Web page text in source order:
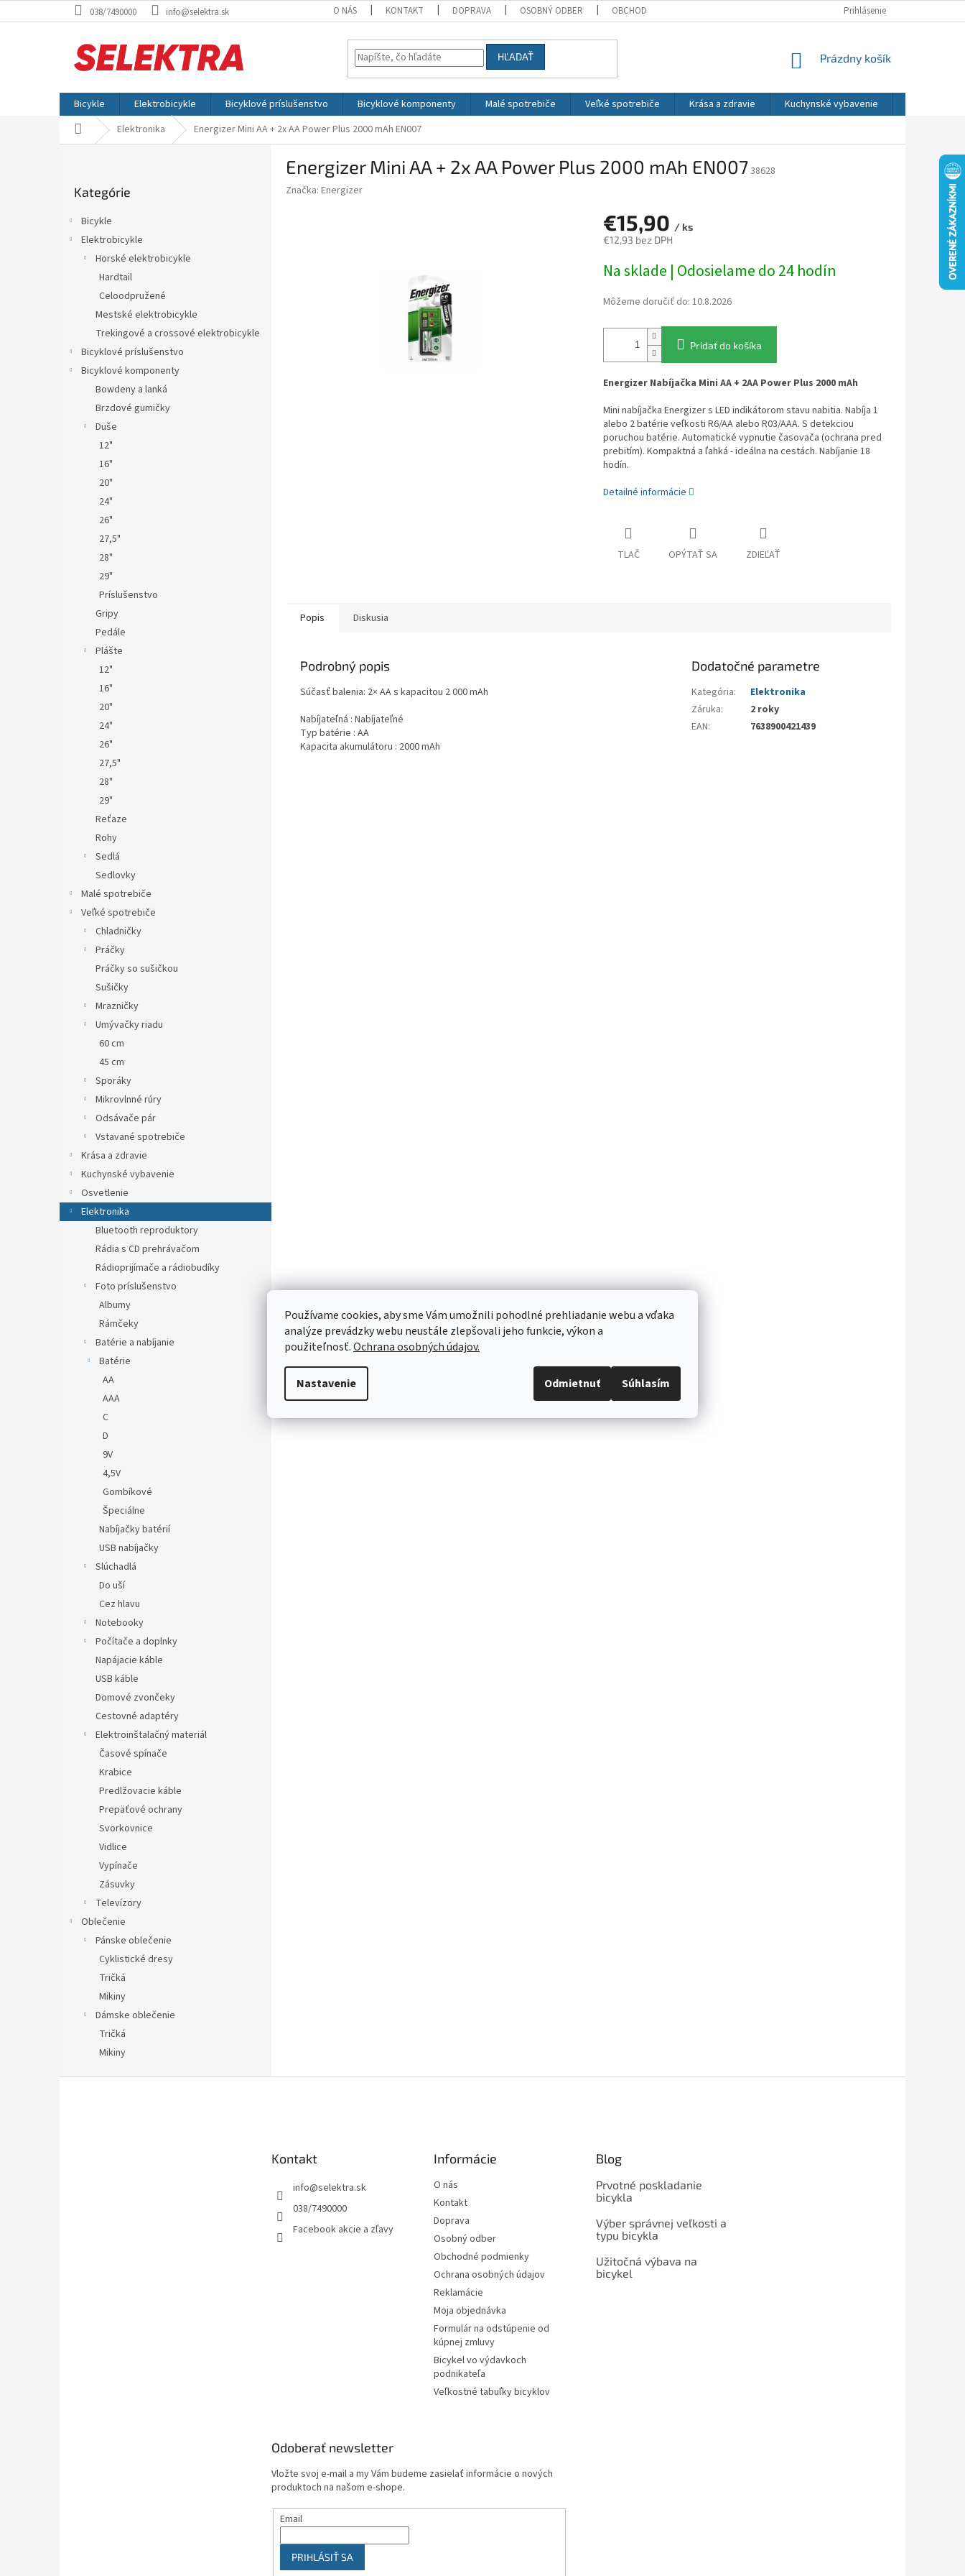
Používame cookies, aby sme Vám umožnili pohodlné prehliadanie webu a vďaka
analýze prevádzky webu neustále zlepšovali jeho funkcie, výkon a
použiteľnosť.Ochrana osobných údajov.
Nastavenie Odmietnuť Súhlasím
na
038/7490000 info@selektra.sk O NÁS KONTAKT DOPRAVA OSOBNÝ ODBER OBCHODNÉ PODMIENKY OCHRANA OSOBNÝCH ÚDAJOV REKLAMÁCIE
Prihlásenie
HĽADAŤ
NÁKUPNÝ
Prázdny košík
Bicykle Elektrobicykle Bicyklové príslušenstvo Bicyklové komponenty Malé spotrebiče Veľké spotrebiče Krása a zdravie Kuchynské vybavenie
DomovElektronika Energizer Mini AA + 2x AA Power Plus 2000 mAh EN007
kategórie
Kategórie
Bicykle
Elektrobicykle
Horské elektrobicykle
Hardtail
Celoodpružené
Mestské elektrobicykle
Trekingové a crossové elektrobicykle
Bicyklové príslušenstvo
Bicyklové komponenty
Bowdeny a lanká
Brzdové gumičky
Duše
12"
16"
20"
24"
26"
27,5"
28"
29"
Príslušenstvo
Gripy
Pedále
Plášte
12"
16"
20"
24"
26"
27,5"
28"
29"
Reťaze
Rohy
Sedlá
Sedlovky
Malé spotrebiče
Veľké spotrebiče
Chladničky
Práčky
Práčky so sušičkou
Sušičky
Mrazničky
Umývačky riadu
60 cm
45 cm
Sporáky
Mikrovlnné rúry
Odsávače pár
Vstavané spotrebiče
Krása a zdravie
Kuchynské vybavenie
Osvetlenie
Elektronika
Bluetooth reproduktory
Rádia s CD prehrávačom
Rádioprijímače a rádiobudíky
Foto príslušenstvo
Albumy
Rámčeky
Batérie a nabíjanie
Batérie
AA
AAA
C
D
9V
4,5V
Gombíkové
Špeciálne
Nabíjačky batérií
USB nabíjačky
Slúchadlá
Do uší
Cez hlavu
Notebooky
Počítače a doplnky
Napájacie káble
USB káble
Domové zvončeky
Cestovné adaptéry
Elektroinštalačný materiál
Časové spínače
Krabice
Predlžovacie káble
Prepäťové ochrany
Svorkovnice
Vidlice
Vypínače
Zásuvky
Televízory
Oblečenie
Pánske oblečenie
Cyklistické dresy
Tričká
Mikiny
Dámske oblečenie
Tričká
Mikiny
Energizer Mini AA + 2x AA Power Plus 2000 mAh EN00738628
Značka: Energizer
€15,90 / ks
€12,93 bez DPH
cena:
Na sklade | Odosielame do 24 hodín
Môžeme doručiť do: 10.8.2026
Pridať do košíka
Energizer Nabíjačka Mini AA + 2AA Power Plus 2000 mAh
Mini nabíjačka Energizer s LED indikátorom stavu nabitia. Nabíja 1
alebo 2 batérie veľkosti R6/AA alebo R03/AAA. S detekciou
poruchou batérie. Automatické vypnutie časovača (ochrana pred
prebitím). Kompaktná a ľahká - ideálna na cestách. Nabíjanie 18
hodín.
Detailné informácie
TLAČ OPÝTAŤ SA ZDIEĽAŤ
Popis Diskusia
Podrobný popis
Súčasť balenia: 2× AA s kapacitou 2 000 mAh
Nabíjateľná : Nabíjateľné
Typ batérie : AA
Kapacita akumulátoru : 2000 mAh
Dodatočné parametre
Kategória:
Elektronika
Záruka:
2 roky
EAN: 7638900421439
Kontakt
info@selektra.sk
038/7490000
Facebook akcie a zľavy
Informácie
O nás
Kontakt
Doprava
Osobný odber
Obchodné podmienky
Ochrana osobných údajov
Reklamácie
Moja objednávka
Formulár na odstúpenie od
kúpnej zmluvy
Bicykel vo výdavkoch
podnikateľa
Veľkostné tabuľky bicyklov
Blog
Prvotné poskladanie
bicykla
Výber správnej veľkosti a
typu bicykla
Užitočná výbava na
bicykel
Odoberať newsletter
Vložte svoj e-mail a my Vám budeme zasielať informácie o nových
produktoch na našom e-shope.
Email
PRIHLÁSIŤ SA